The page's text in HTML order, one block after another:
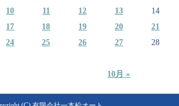
10月 »
10 11 12 13
14
17 18 19 20
21
24 25 26 27
28